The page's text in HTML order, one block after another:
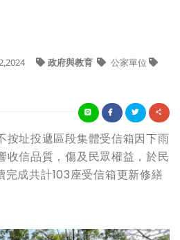
政府與教育 公家單位
按址投遞區段集體受信箱因下雨
收信品質，傷及民眾權益，於民
完成共計103座受信箱更新修繕